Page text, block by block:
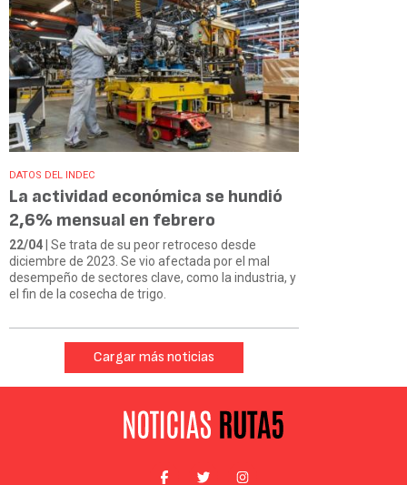
DATOS DEL INDEC
La actividad económica se hundió
2,6% mensual en febrero
22/04 | Se trata de su peor retroceso desde
diciembre de 2023. Se vio afectada por el mal
desempeño de sectores clave, como la industria, y
el fin de la cosecha de trigo.
Cargar más noticias